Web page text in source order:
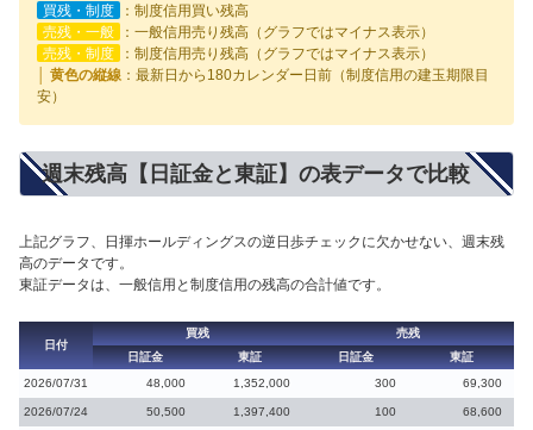
買残・制度
：制度信用買い残高
売残・一般
：一般信用売り残高（グラフではマイナス表示）
売残・制度
：制度信用売り残高（グラフではマイナス表示）
│ 黄色の縦線 ：最新日から180カレンダー日前（制度信用の建玉期限目
安）
週末残高【日証金と東証】の表データで比較
上記グラフ、日揮ホールディングスの逆日歩チェックに欠かせない、週末残
高のデータです。
東証データは、一般信用と制度信用の残高の合計値です。
日付
買残
売残
日証金
東証 日証金
東証
2026/07/31
48,000 1,352,000 300 69,300
2026/07/24 50,500 1,397,400 100 68,600